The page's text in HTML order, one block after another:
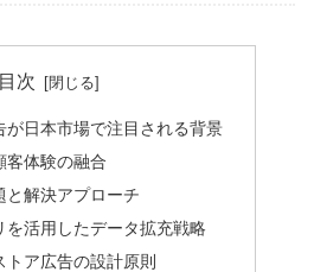
目次
が日本市場で注目される背景
客体験の融合
と解決アプローチ
を活用したデータ拡充戦略
ア広告の設計原則